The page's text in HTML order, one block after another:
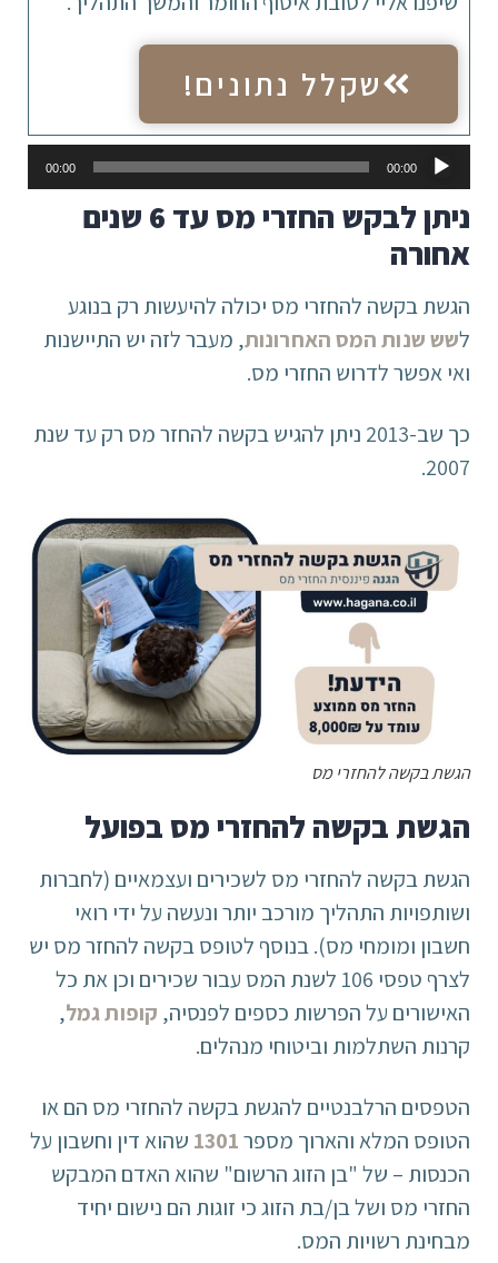
שקלל נתונים!
אודיו
00:00
00:00
ניתן לבקש החזרי מס עד 6 שנים
אחורה
הגשת בקשה להחזרי מס יכולה להיעשות רק בנוגע
לשש שנות המס האחרונות, מעבר לזה יש התיישנות
ואי אפשר לדרוש החזרי מס.
כך שב-2013 ניתן להגיש בקשה להחזר מס רק עד שנת
2007.
הגשת בקשה להחזרי מס
הגשת בקשה להחזרי מס בפועל
הגשת בקשה להחזרי מס לשכירים ועצמאיים (לחברות
ושותפויות התהליך מורכב יותר ונעשה על ידי רואי
חשבון ומומחי מס). בנוסף לטופס בקשה להחזר מס יש
לצרף טפסי 106 לשנת המס עבור שכירים וכן את כל
האישורים על הפרשות כספים לפנסיה, קופות גמל,
קרנות השתלמות וביטוחי מנהלים.
הטפסים הרלבנטיים להגשת בקשה להחזרי מס הם או
הטופס המלא והארוך מספר1301 שהוא דין וחשבון על
הכנסות – של "בן הזוג הרשום" שהוא האדם המבקש
החזרי מס ושל בן/בת הזוג כי זוגות הם נישום יחיד
מבחינת רשויות המס.